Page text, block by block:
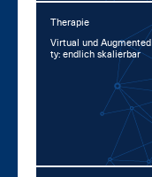
Therapie
Vir­tu­al und
ty: end­lich ska­lier­bar